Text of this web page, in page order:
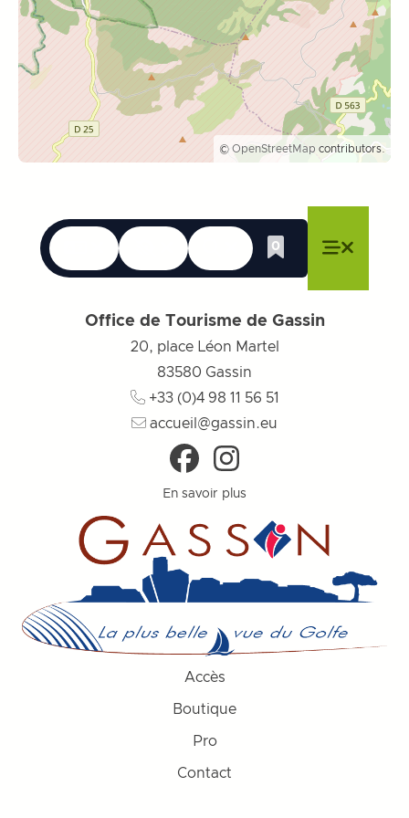
© OpenStreetMap contributors.
Langues
Fermer le menu
Accessibilité
Fermer le menu
Recherche
Fermer le menu
0
Liste de
Office de Tourisme de Gassin
20, place Léon Martel
83580 Gassin
+33 (0)4 98 11 56 51
accueil@gassin.eu
En savoir plus
Accès
Boutique
Pro
Contact